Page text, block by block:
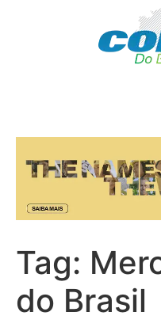
Tag:
do Brasil